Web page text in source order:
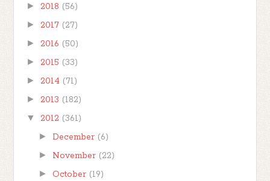
► 2018 (56)
► 2017 (27)
► 2016 (50)
► 2015 (33)
► 2014 (71)
► 2013 (182)
▼ 2012 (361)
► December (6)
► November (22)
► October (19)